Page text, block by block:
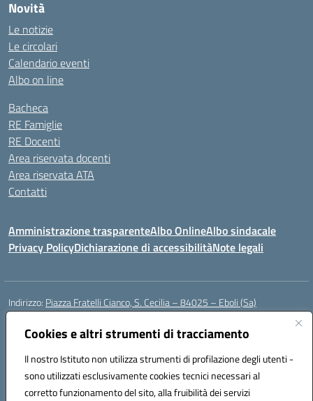
Cookies e altri strumenti di tracciamento
Il nostro Istituto non utilizza strumenti di profilazione degli utenti -
sono utilizzati esclusivamente cookies tecnici necessari al
corretto funzionamento del sito, alla fruibilità dei servizi
Novità
Le notizie
Le circolari
Calendario eventi
Albo on line
Bacheca
RE Famiglie
RE Docenti
Area riservata docenti
Area riservata ATA
Contatti
Amministrazione trasparenteAlbo OnlineAlbo sindacale
Privacy PolicyDichiarazione di accessibilitàNote legali
Indirizzo: Piazza Fratelli Cianco, S. Cecilia – 84025 – Eboli (Sa)
Centralino:
Posta elettronica certificata (PEC):saic81900c@pec.istruzione.it
Codice fiscale: 91028680659
Codice meccanografico:SAIC81900C
Codice Indice delle Pubbliche Amministrazioni (IPA): istsc_saic81900c